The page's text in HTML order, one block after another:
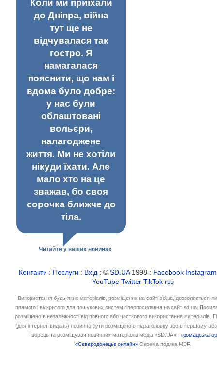
Коли ми приїхали
до Дніпра, війна
тут ще не
відчувалася так
гостро. Я
намагалася
пояснити, що нам і
вдома було добре:
у нас були
облаштовані
вольєри,
налагоджене
життя. Ми не хотіли
нікуди їхати. Але
мало хто на це
зважав, бо своя
сорочка ближче до
тіла.
Читайте у наших новинах
Контакти : Послуги : Вхід : ©SD.UA1998 : Facebook Instagram
YouTube Twitter TikTok rss
Використання будь-яких матеріалів, розміщених на сайті sd.ua, дозволяється
прямого і відкритого для пошукових систем гіперпосилання на сайт sd.ua.
розміщено в незалежності від повного або часткового використання матеріалів.
(для інтернет-видань) повинно бути розміщено в підзаголовку або в першому
Творець та розміщувач новинних матеріалів медіа «SD.UA» -громадська
«Сєвєродонецьк онлайн» Окрема подяка MDF.